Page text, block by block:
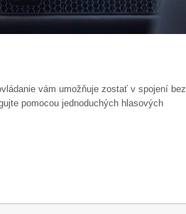
vám umožňuje zostať v spojení bez
pomocou jednoduchých hlasových